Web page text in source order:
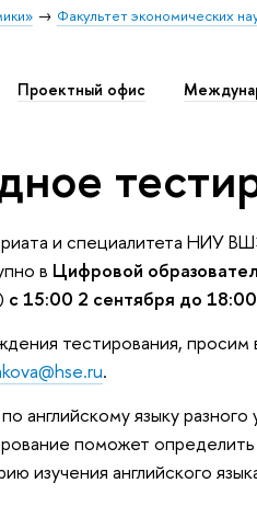
Факультет экономических
Проектный офис
и специалитета НИУ
в Цифровой
с 15:00 2 сентября до
тестирования,
.
языку
поможет
изучения английского